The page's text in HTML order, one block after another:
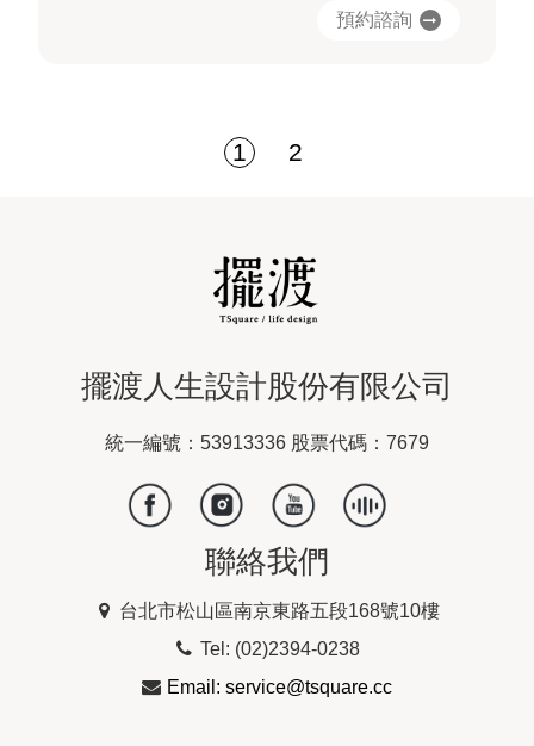
預約諮詢
1 2
擺渡人生設計股份有限公司
統一編號：53913336 股票代碼：7679
聯絡我們
台北市松山區南京東路五段168號10樓
Tel: (02)2394-0238
Email: service@tsquare.cc